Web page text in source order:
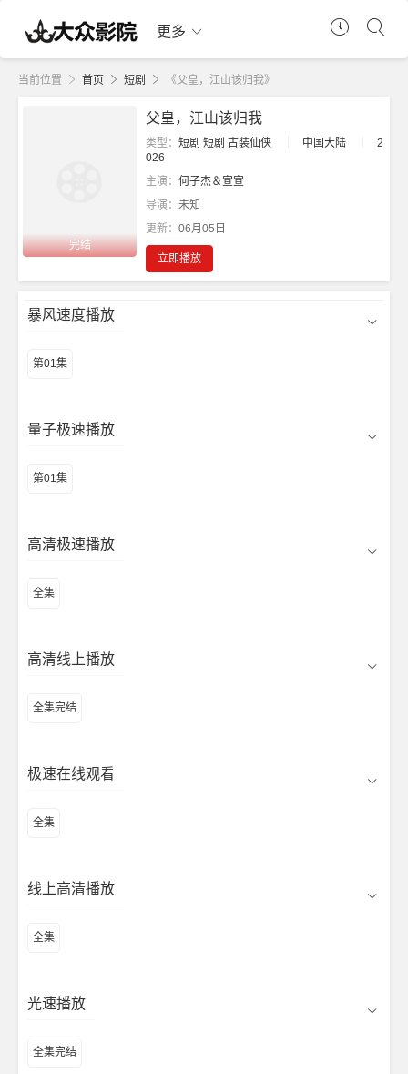
更多
当前位置 首页 短剧 《父皇，江山该归我》
完结
父皇，江山该归我
类型： 短剧 短剧 古装仙侠 中国大陆
2
026
主演： 何子杰＆宣宣
导演： 未知
更新： 06月05日
立即播放
暴风速度播放
第01集
量子极速播放
第01集
高清极速播放
全集
高清线上播放
全集完结
极速在线观看
全集
线上高清播放
全集
光速播放
全集完结